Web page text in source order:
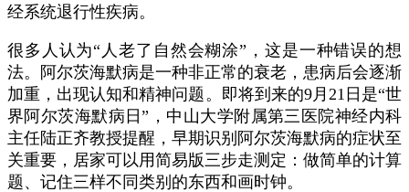
经系统退行性疾病。
很多人认为“人老了自然会糊涂”，这是一种错误的想
法。阿尔茨海默病是一种非正常的衰老，患病后会逐渐
加重，出现认知和精神问题。即将到来的9月21日是“世
界阿尔茨海默病日”，中山大学附属第三医院神经内科
主任陆正齐教授提醒，早期识别阿尔茨海默病的症状至
关重要，居家可以用简易版三步走测定：做简单的计算
题、记住三样不同类别的东西和画时钟。